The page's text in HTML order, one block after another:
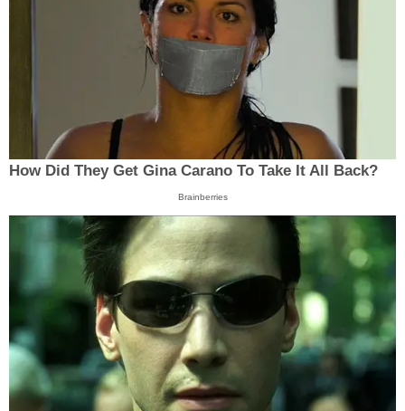
How Did They Get Gina Carano To Take It All Back?
Brainberries